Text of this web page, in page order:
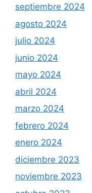
septiembre 2024
agosto 2024
julio 2024
junio 2024
mayo 2024
abril 2024
marzo 2024
febrero 2024
enero 2024
diciembre 2023
noviembre 2023